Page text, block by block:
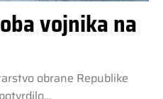
vojnika na
obrane Republike